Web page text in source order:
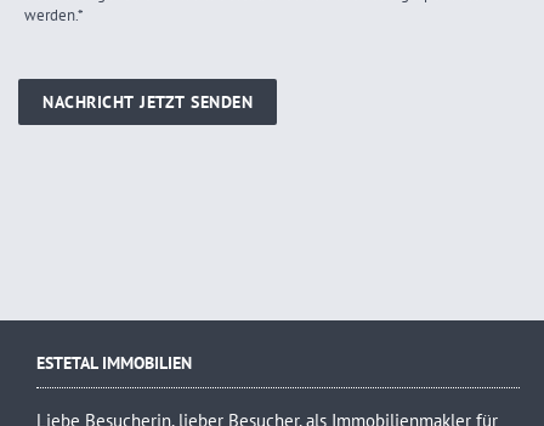
werden.*
ESTETAL IMMOBILIEN
Liebe Besucherin, lieber Besucher, als Immobilienmakler für